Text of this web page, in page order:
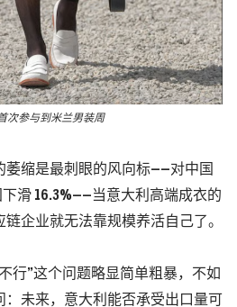
次参与到米兰男装周
萎缩是最刺眼的风向标——对中国
下滑 16.3%——当意大利高端成衣的
企业就无法靠规模养活自己了。
行”这个问题略显简单粗暴，不如
未来，意大利能否承受出口量可